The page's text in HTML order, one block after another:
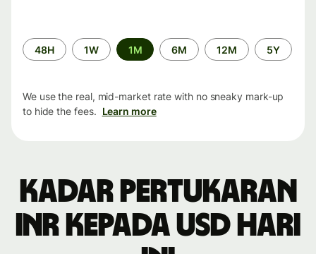
Time
period
48H 1W 1M 6M 12M 5Y
We use the real, mid-market rate with no sneaky mark-up
to hide the fees. Learn more
Kadar pertukaran
INR kepada USD hari